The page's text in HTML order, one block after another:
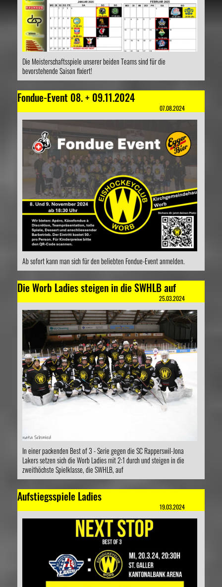
Die Meisterschaftsspiele unserer beiden Teams sind für die
bevorstehende Saison fixiert!
Fondue-Event 08. + 09.11.2024
07.08.2024
Ab sofort kann man sich für den beliebten Fondue-Event anmelden.
Die Worb Ladies steigen in die SWHLB auf
25.03.2024
In einer packenden Best of 3 - Serie gegen die SC Rapperswil-Jona
Lakers setzen sich die Worb Ladies mit 2:1 durch und steigen in die
zweithöchste Spielklasse, die SWHLB, auf
Aufstiegsspiele Ladies
19.03.2024